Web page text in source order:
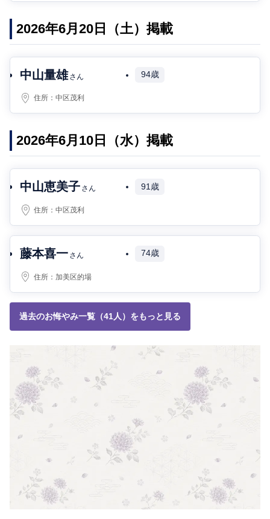
2026年6月20日（土）掲載
中山量雄 さん 94歳
住所：中区茂利
2026年6月10日（水）掲載
中山恵美子 さん 91歳
住所：中区茂利
藤本喜一 さん 74歳
住所： 加美区的場
過去のお悔やみ一覧（41人）をもっと見る